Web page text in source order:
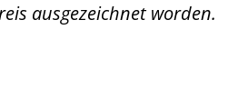
ausgezeichnet worden.